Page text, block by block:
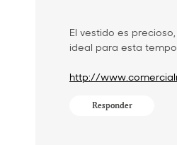
El vestido es
ideal para esta
http://
Responder